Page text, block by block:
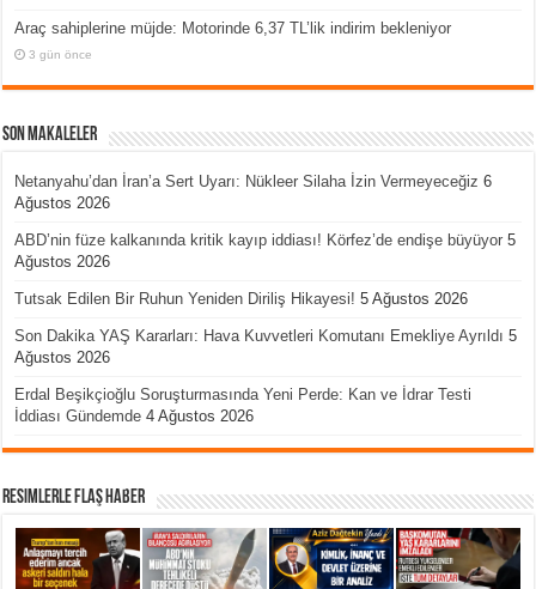
Araç sahiplerine müjde: Motorinde 6,37 TL’lik indirim bekleniyor
3 gün önce
Son Makaleler
Netanyahu’dan İran’a Sert Uyarı: Nükleer Silaha İzin Vermeyeceğiz 6
Ağustos 2026
ABD’nin füze kalkanında kritik kayıp iddiası! Körfez’de endişe büyüyor 5
Ağustos 2026
Tutsak Edilen Bir Ruhun Yeniden Diriliş Hikayesi! 5 Ağustos 2026
Son Dakika YAŞ Kararları: Hava Kuvvetleri Komutanı Emekliye Ayrıldı 5
Ağustos 2026
Erdal Beşikçioğlu Soruşturmasında Yeni Perde: Kan ve İdrar Testi
İddiası Gündemde 4 Ağustos 2026
Resimlerle Flaş Haber